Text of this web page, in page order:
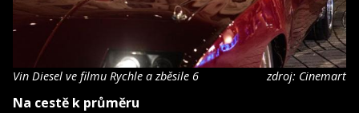
Vin Diesel ve filmu Rychle a zběsile 6 zdroj: Cinemart
Na cestě k průměru